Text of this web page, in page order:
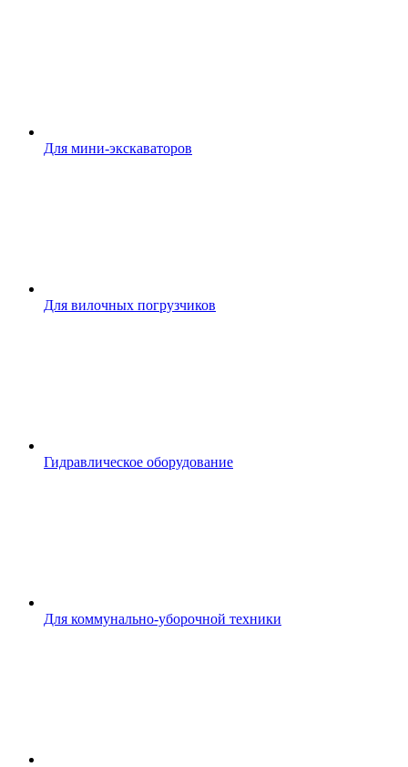
Для мини-экскаваторов
Для вилочных погрузчиков
Гидравлическое оборудование
Для коммунально-уборочной техники